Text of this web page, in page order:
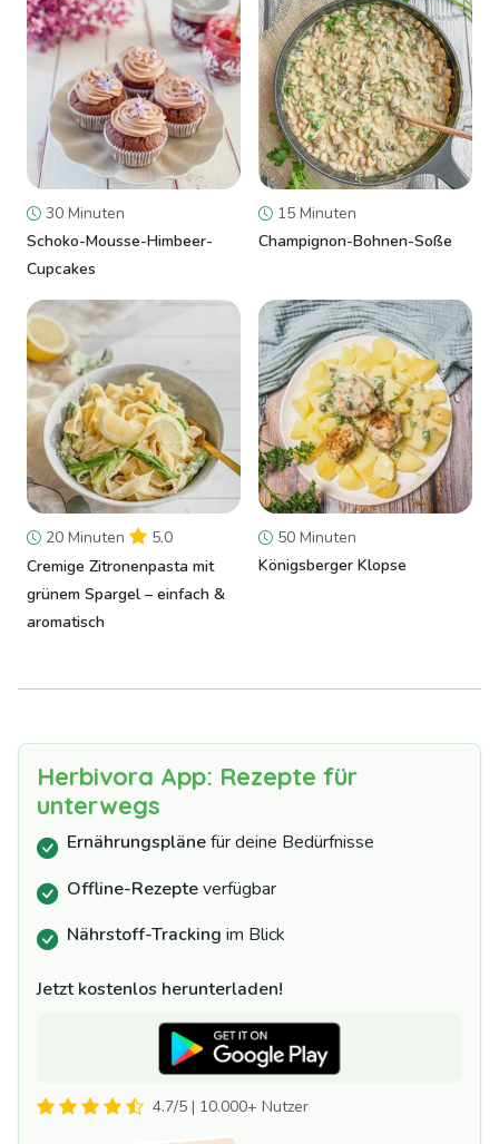
30 Minuten
Schoko-Mousse-Himbeer-
Cupcakes
15 Minuten
Champignon-Bohnen-Soße
20 Minuten
5.0
Cremige Zitronenpasta mit
grünem Spargel – einfach &
aromatisch
50 Minuten
Königsberger Klopse
Herbivora App: Rezepte für
unterwegs
Ernährungsplänefür deine Bedürfnisse
Offline-Rezepteverfügbar
Nährstoff-Tracking im Blick
Jetzt kostenlos herunterladen!
4.7/5 | 10.000+ Nutzer